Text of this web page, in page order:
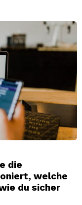
die
welche
du sicher